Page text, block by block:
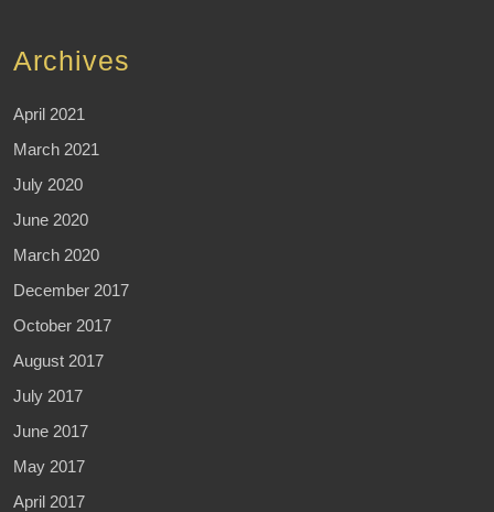
Archives
April 2021
March 2021
July 2020
June 2020
March 2020
December 2017
October 2017
August 2017
July 2017
June 2017
May 2017
April 2017